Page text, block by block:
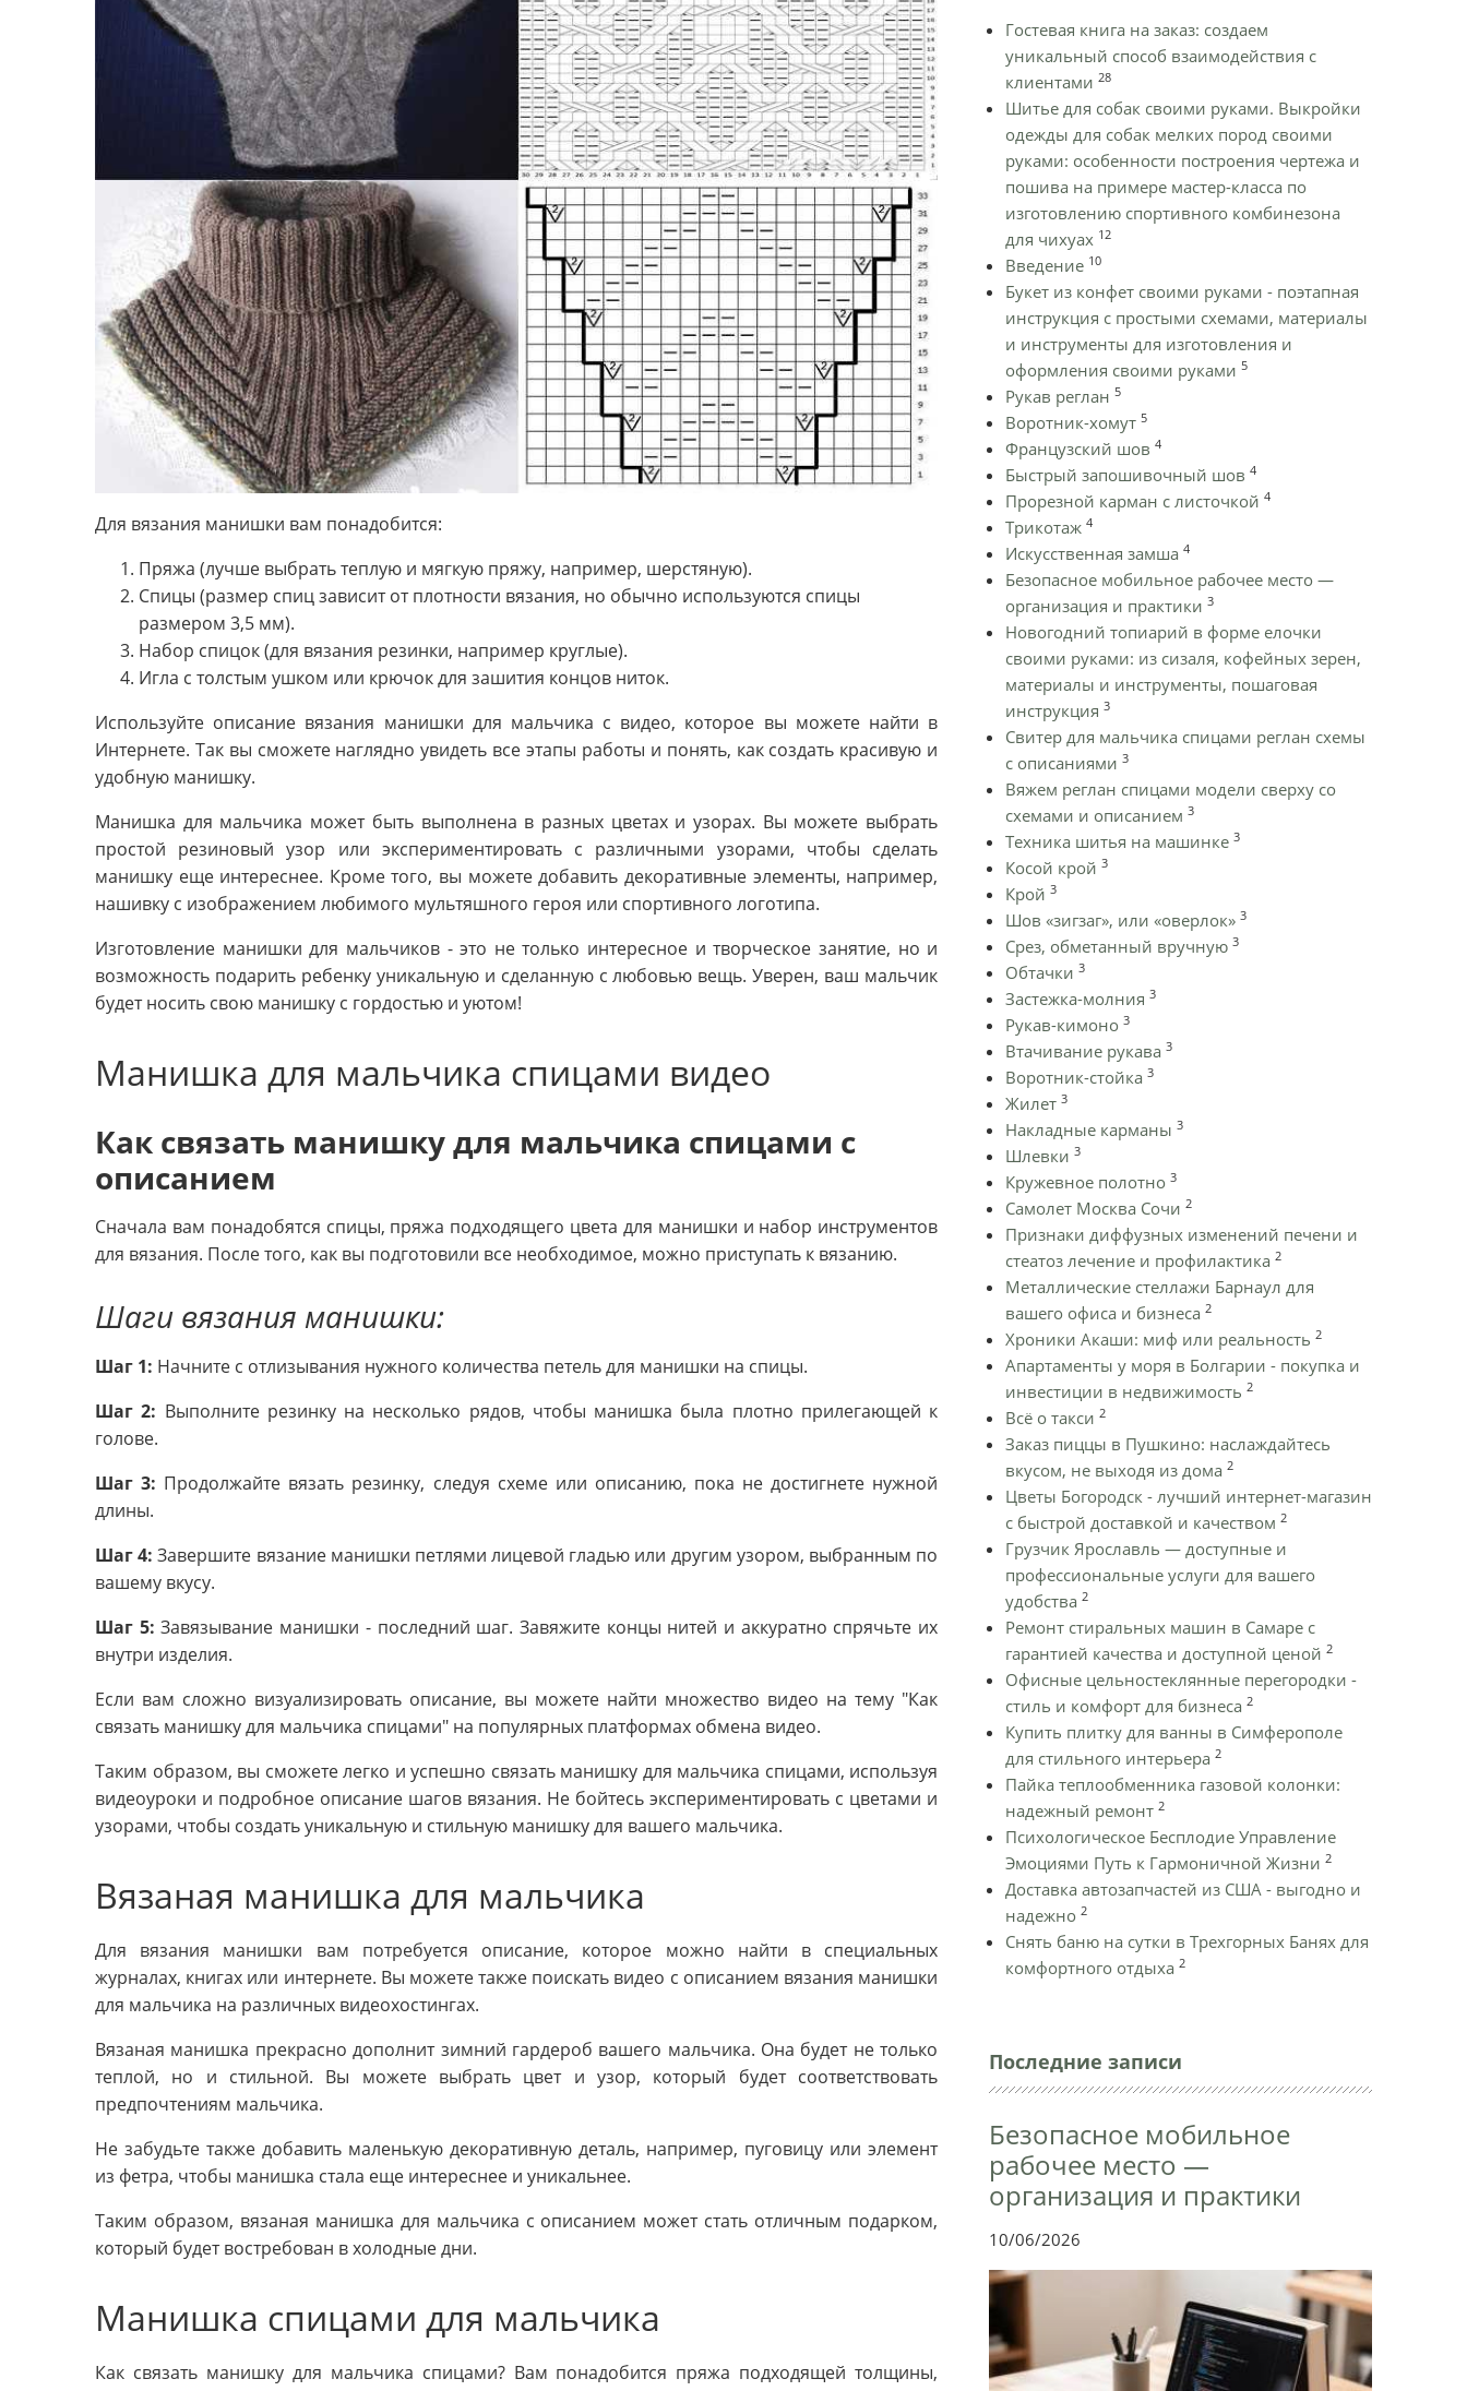
Для вязания манишки вам понадобится:
Пряжа (лучше выбрать теплую и мягкую пряжу, например, шерстяную).
Спицы (размер спиц зависит от плотности вязания, но обычно используются спицы
размером 3,5 мм).
Набор спицок (для вязания резинки, например круглые).
Игла с толстым ушком или крючок для зашития концов ниток.
Используйте описание вязания манишки для мальчика с видео, которое вы можете найти в
Интернете. Так вы сможете наглядно увидеть все этапы работы и понять, как создать красивую и
удобную манишку.
Манишка для мальчика может быть выполнена в разных цветах и узорах. Вы можете выбрать
простой резиновый узор или экспериментировать с различными узорами, чтобы сделать
манишку еще интереснее. Кроме того, вы можете добавить декоративные элементы, например,
нашивку с изображением любимого мультяшного героя или спортивного логотипа.
Изготовление манишки для мальчиков - это не только интересное и творческое занятие, но и
возможность подарить ребенку уникальную и сделанную с любовью вещь. Уверен, ваш мальчик
будет носить свою манишку с гордостью и уютом!
Манишка для мальчика спицами видео
Как связать манишку для мальчика спицами с
описанием
Сначала вам понадобятся спицы, пряжа подходящего цвета для манишки и набор инструментов
для вязания. После того, как вы подготовили все необходимое, можно приступать к вязанию.
Шаги вязания манишки:
Шаг 1: Начните с отлизывания нужного количества петель для манишки на спицы.
Шаг 2: Выполните резинку на несколько рядов, чтобы манишка была плотно прилегающей к
голове.
Шаг 3: Продолжайте вязать резинку, следуя схеме или описанию, пока не достигнете нужной
длины.
Шаг 4: Завершите вязание манишки петлями лицевой гладью или другим узором, выбранным по
вашему вкусу.
Шаг 5: Завязывание манишки - последний шаг. Завяжите концы нитей и аккуратно спрячьте их
внутри изделия.
Если вам сложно визуализировать описание, вы можете найти множество видео на тему "Как
связать манишку для мальчика спицами" на популярных платформах обмена видео.
Таким образом, вы сможете легко и успешно связать манишку для мальчика спицами, используя
видеоуроки и подробное описание шагов вязания. Не бойтесь экспериментировать с цветами и
узорами, чтобы создать уникальную и стильную манишку для вашего мальчика.
Вязаная манишка для мальчика
Для вязания манишки вам потребуется описание, которое можно найти в специальных
журналах, книгах или интернете. Вы можете также поискать видео с описанием вязания манишки
для мальчика на различных видеохостингах.
Вязаная манишка прекрасно дополнит зимний гардероб вашего мальчика. Она будет не только
теплой, но и стильной. Вы можете выбрать цвет и узор, который будет соответствовать
предпочтениям мальчика.
Не забудьте также добавить маленькую декоративную деталь, например, пуговицу или элемент
из фетра, чтобы манишка стала еще интереснее и уникальнее.
Таким образом, вязаная манишка для мальчика с описанием может стать отличным подарком,
который будет востребован в холодные дни.
Манишка спицами для мальчика
Как связать манишку для мальчика спицами? Вам понадобится пряжа подходящей толщины,
Гостевая книга на заказ: создаем
уникальный способ взаимодействия с
клиентами 28
Шитье для собак своими руками. Выкройки
одежды для собак мелких пород своими
руками: особенности построения чертежа и
пошива на примере мастер-класса по
изготовлению спортивного комбинезона
для чихуах 12
Введение 10
Букет из конфет своими руками - поэтапная
инструкция с простыми схемами, материалы
и инструменты для изготовления и
оформления своими руками 5
Рукав реглан 5
Воротник-хомут 5
Французский шов 4
Быстрый запошивочный шов 4
Прорезной карман с листочкой 4
Трикотаж 4
Искусственная замша 4
Безопасное мобильное рабочее место —
организация и практики 3
Новогодний топиарий в форме елочки
своими руками: из сизаля, кофейных зерен,
материалы и инструменты, пошаговая
инструкция 3
Cвитер для мальчика спицами реглан схемы
с описаниями 3
Вяжем реглан спицами модели сверху со
схемами и описанием 3
Техника шитья на машинке 3
Косой крой 3
Крой 3
Шов «зигзаг», или «оверлок» 3
Срез, обметанный вручную 3
Обтачки 3
Застежка-молния 3
Рукав-кимоно 3
Втачивание рукава 3
Воротник-стойка 3
Жилет 3
Накладные карманы 3
Шлевки 3
Кружевное полотно 3
Самолет Москва Сочи 2
Признаки диффузных изменений печени и
стеатоз лечение и профилактика 2
Металлические стеллажи Барнаул для
вашего офиса и бизнеса 2
Хроники Акаши: миф или реальность 2
Апартаменты у моря в Болгарии - покупка и
инвестиции в недвижимость 2
Всё о такси 2
Заказ пиццы в Пушкино: наслаждайтесь
вкусом, не выходя из дома 2
Цветы Богородск - лучший интернет-магазин
с быстрой доставкой и качеством 2
Грузчик Ярославль — доступные и
профессиональные услуги для вашего
удобства 2
Ремонт стиральных машин в Самаре с
гарантией качества и доступной ценой 2
Офисные цельностеклянные перегородки -
стиль и комфорт для бизнеса 2
Купить плитку для ванны в Симферополе
для стильного интерьера 2
Пайка теплообменника газовой колонки:
надежный ремонт 2
Психологическое Бесплодие Управление
Эмоциями Путь к Гармоничной Жизни 2
Доставка автозапчастей из США - выгодно и
надежно 2
Снять баню на сутки в Трехгорных Банях для
комфортного отдыха 2
Последние записи
Безопасное мобильное
рабочее место —
организация и практики
10/06/2026